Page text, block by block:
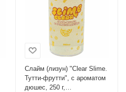
Слайм (лизун) "Clear Slime.
Тутти-фрутти", с ароматом
дюшес, 250 г,